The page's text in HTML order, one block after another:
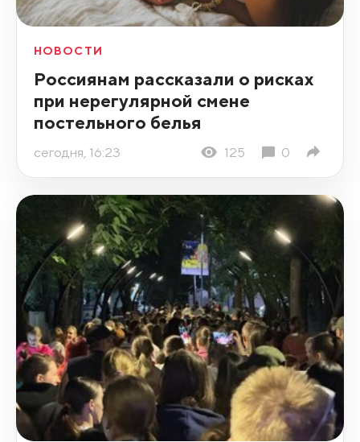
НОВОСТИ
Россиянам рассказали о рисках
при нерегулярной смене
постельного белья
сегодня, 16:23 125 0